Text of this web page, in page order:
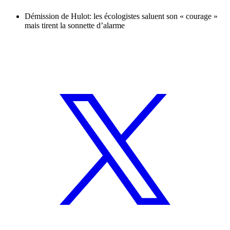
Démission de Hulot: les écologistes saluent son « courage »
mais tirent la sonnette d’alarme